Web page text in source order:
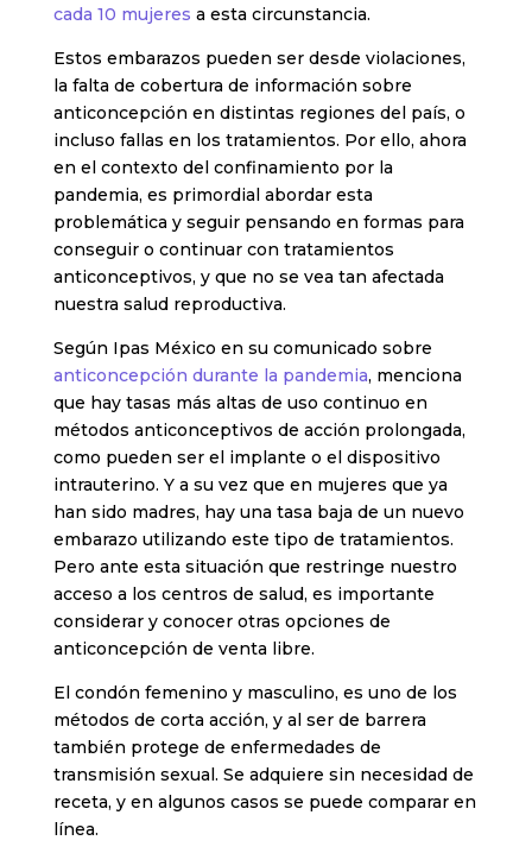
cada 10 mujeres a esta circunstancia.
Estos embarazos pueden ser desde violaciones,
la falta de cobertura de información sobre
anticoncepción en distintas regiones del país, o
incluso fallas en los tratamientos. Por ello, ahora
en el contexto del confinamiento por la
pandemia, es primordial abordar esta
problemática y seguir pensando en formas para
conseguir o continuar con tratamientos
anticonceptivos, y que no se vea tan afectada
nuestra salud reproductiva.
Según Ipas México en su comunicado sobre
anticoncepción durante la pandemia, menciona
que hay tasas más altas de uso continuo en
métodos anticonceptivos de acción prolongada,
como pueden ser el implante o el dispositivo
intrauterino. Y a su vez que en mujeres que ya
han sido madres, hay una tasa baja de un nuevo
embarazo utilizando este tipo de tratamientos.
Pero ante esta situación que restringe nuestro
acceso a los centros de salud, es importante
considerar y conocer otras opciones de
anticoncepción de venta libre.
El condón femenino y masculino, es uno de los
métodos de corta acción, y al ser de barrera
también protege de enfermedades de
transmisión sexual. Se adquiere sin necesidad de
receta, y en algunos casos se puede comparar en
línea.